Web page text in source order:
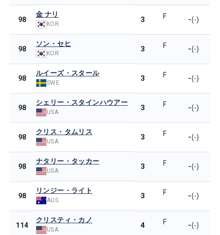
98
金 ナリ
KOR 3 F -(-)
98
ソン・セヒ
KOR 3 F -(-)
98
ルイーズ・スタール
SWE 3 F -(-)
98
シェリー・スタインハウアー
USA 3 F -(-)
98
クリス・タムリス
USA 3 F -(-)
98
ナタリー・タッカー
USA 3 F -(-)
98
リンジー・ライト
AUS 3 F -(-)
114
クリスティ・カノ
USA 4 F -(-)